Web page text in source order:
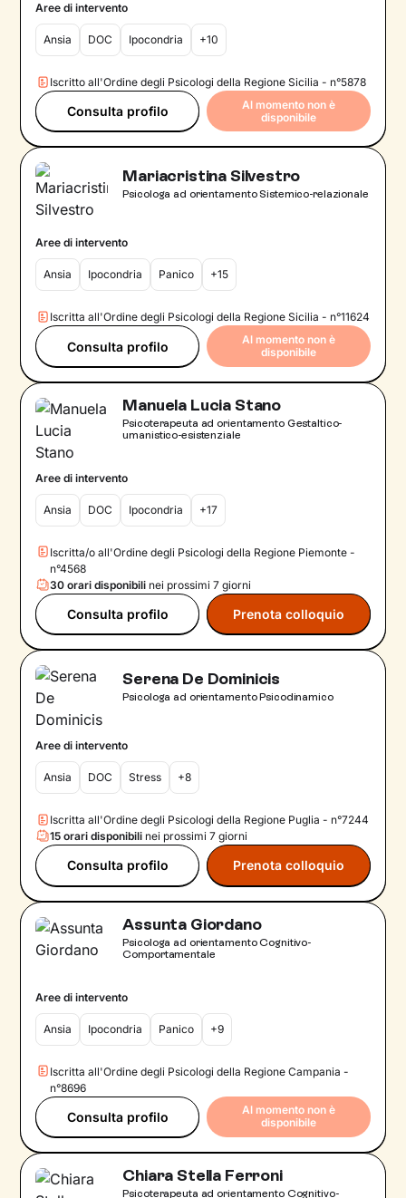
Aree di intervento
Ansia DOC Ipocondria +10
Iscritto all'Ordine degli Psicologi della Regione Sicilia - n°5878
Consulta profilo
Al momento non è
disponibile
Mariacristina Silvestro
Psicologa ad orientamento Sistemico-relazionale
Aree di intervento
Ansia Ipocondria Panico +15
Iscritta all'Ordine degli Psicologi della Regione Sicilia - n°11624
Consulta profilo
Al momento non è
disponibile
Manuela Lucia Stano
Psicoterapeuta ad orientamento Gestaltico-
umanistico-esistenziale
Aree di intervento
Ansia DOC Ipocondria +17
Iscritta/o all'Ordine degli Psicologi della Regione Piemonte -
n°4568
30 orari disponibili nei prossimi 7 giorni
Consulta profilo Prenota colloquio
Serena De Dominicis
Psicologa ad orientamento Psicodinamico
Aree di intervento
Ansia DOC Stress +8
Iscritta all'Ordine degli Psicologi della Regione Puglia - n°7244
15 orari disponibili nei prossimi 7 giorni
Consulta profilo Prenota colloquio
Assunta Giordano
Psicologa ad orientamento Cognitivo-
Comportamentale
Aree di intervento
Ansia Ipocondria Panico +9
Iscritta all'Ordine degli Psicologi della Regione Campania -
n°8696
Consulta profilo
Al momento non è
disponibile
Chiara Stella Ferroni
Psicoterapeuta ad orientamento Cognitivo-